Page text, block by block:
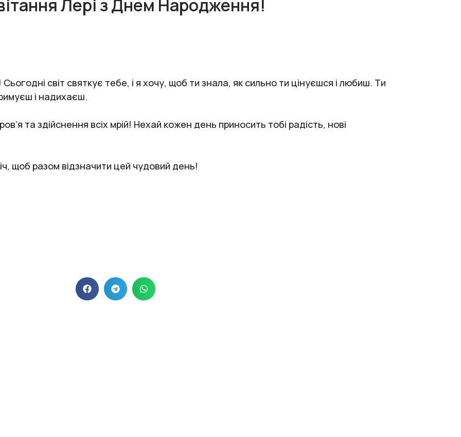
Лері з Днем Народження!
світ святкує тебе, і я хочу, щоб ти знала, як сильно ти цінуєшся і любиш. Ти
і надихаєш.
та здійснення всіх мрій! Нехай кожен день приносить тобі радість, нові
щоб разом відзначити цей чудовий день!